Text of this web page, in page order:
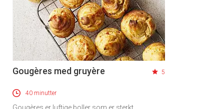
Gougères med gruyère 5
40 minutter